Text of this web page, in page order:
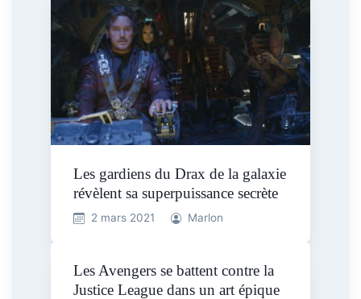
Les gardiens du Drax de la galaxie
révèlent sa superpuissance secrète
2 mars 2021 Marlon
Les Avengers se battent contre la
Justice League dans un art épique